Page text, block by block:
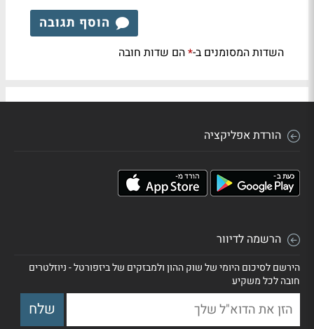
הוסף תגובה
השדות המסומנים ב-*הם שדות חובה
הורדת אפליקציה
הרשמה לדיוור
הירשם לסיכום היומי של שוק ההון ולמבזקים של ביזפורטל - ניוזלטרים
חובה לכל משקיע